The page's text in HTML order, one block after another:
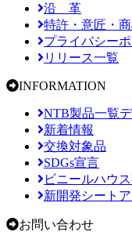
沿 革
特許・意匠・
プライバシー
リリース一覧
INFORMATION
NTB製品一覧
新着情報
交換対象品
SDGs宣言
ビニールハウ
新開発シート
お問い合わせ